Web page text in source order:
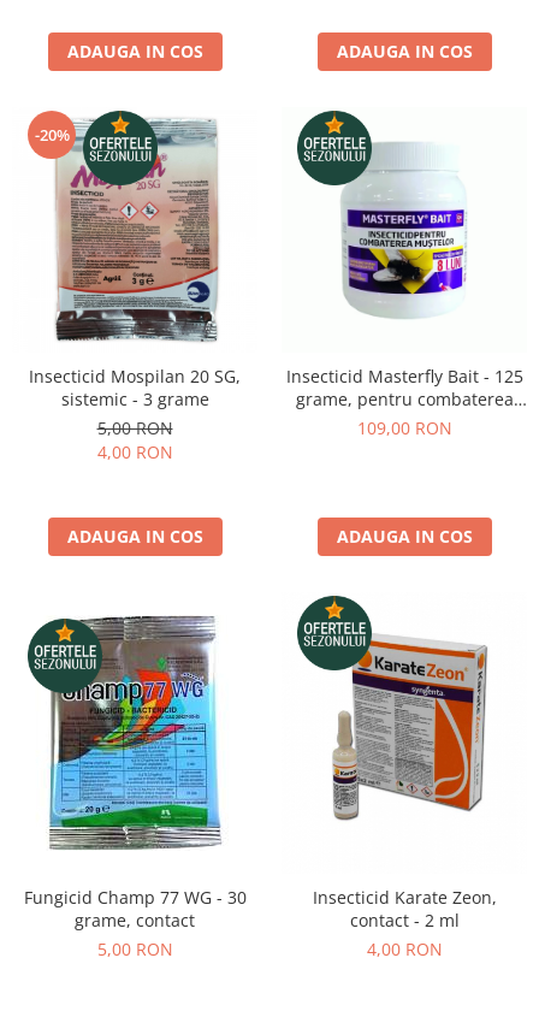
ADAUGA IN COS ADAUGA IN COS
-20%
Insecticid Mospilan 20 SG,
sistemic - 3 grame
5,00 RON
4,00 RON
ADAUGA IN COS
Insecticid Masterfly Bait - 125
grame, pentru combaterea
mustelor
109,00 RON
ADAUGA IN COS
Fungicid Champ 77 WG - 30
grame, contact
5,00 RON
Insecticid Karate Zeon,
contact - 2 ml
4,00 RON